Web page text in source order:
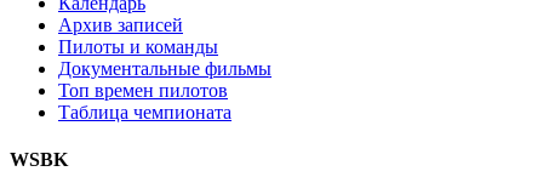
Архив записей
Пилоты и команды
Документальные фильмы
Топ времен пилотов
Таблица чемпионата
WSBK